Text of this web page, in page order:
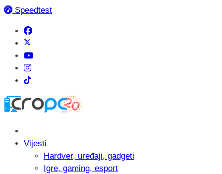
Speedtest
Vijesti
Hardver, uređaji, gadgeti
Igre, gaming, esport